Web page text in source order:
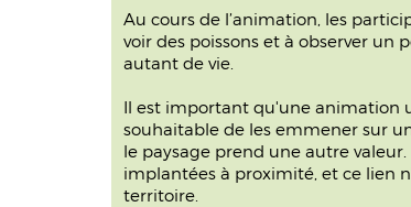
Au cours de l’animation, les
voir des poissons et à observer un
autant de vie.
Il est important qu'une animation
souhaitable de les emmener sur
le paysage prend une autre
implantées à proximité, et ce lien
territoire.